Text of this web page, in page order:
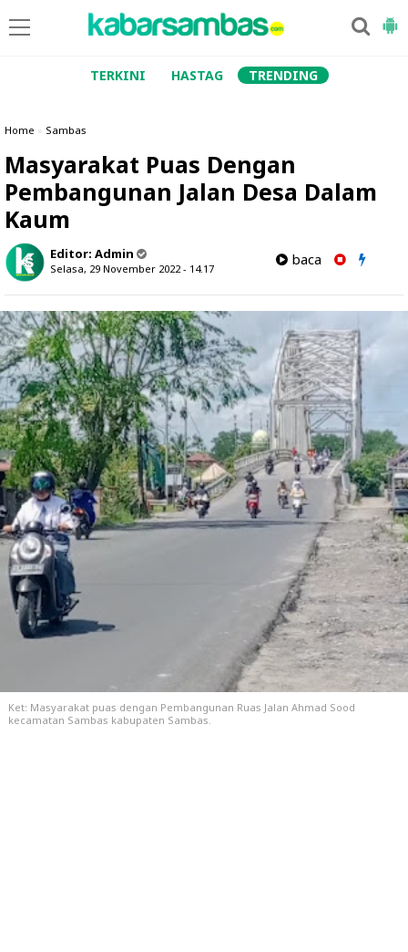
TERKINI HASTAG TRENDING
Home » Sambas
Masyarakat Puas Dengan
Pembangunan Jalan Desa Dalam
Kaum
Editor: Admin
Selasa, 29 November 2022 - 14.17
baca
Ket: Masyarakat puas dengan Pembangunan Ruas Jalan Ahmad Sood
kecamatan Sambas kabupaten Sambas.